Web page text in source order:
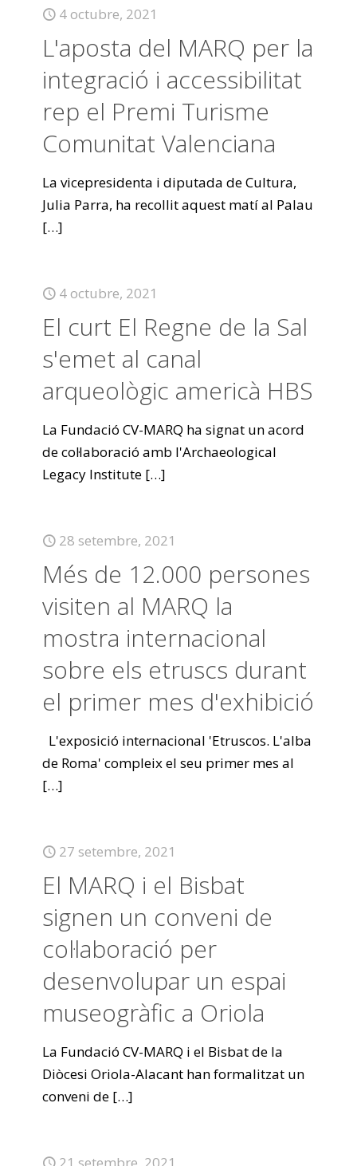
4 octubre, 2021
L'aposta del MARQ per la
integració i accessibilitat
rep el Premi Turisme
Comunitat Valenciana
La vicepresidenta i diputada de Cultura,
Julia Parra, ha recollit aquest matí al Palau
[…]
4 octubre, 2021
El curt El Regne de la Sal
s'emet al canal
arqueològic americà HBS
La Fundació CV-MARQ ha signat un acord
de col·laboració amb l'Archaeological
Legacy Institute […]
28 setembre, 2021
Més de 12.000 persones
visiten al MARQ la
mostra internacional
sobre els etruscs durant
el primer mes d'exhibició
L'exposició internacional 'Etruscos. L'alba
de Roma' compleix el seu primer mes al
[…]
27 setembre, 2021
El MARQ i el Bisbat
signen un conveni de
col·laboració per
desenvolupar un espai
museogràfic a Oriola
La Fundació CV-MARQ i el Bisbat de la
Diòcesi Oriola-Alacant han formalitzat un
conveni de […]